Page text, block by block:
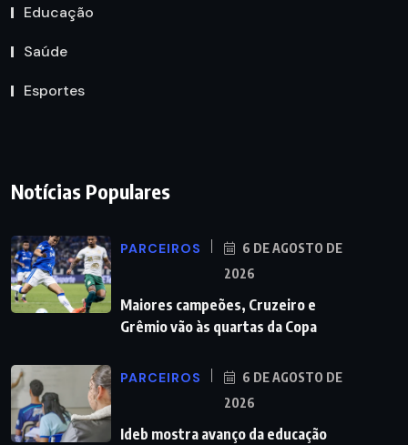
Educação
Saúde
Esportes
Notícias Populares
PARCEIROS
6 DE AGOSTO DE
2026
Maiores campeões, Cruzeiro e
Grêmio vão às quartas da Copa
PARCEIROS
6 DE AGOSTO DE
2026
Ideb mostra avanço da educação